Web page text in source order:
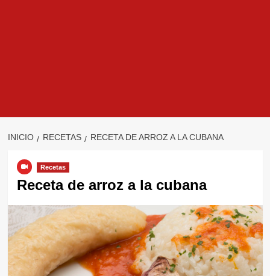
INICIO RECETAS RECETA DE ARROZ A LA CUBANA
Recetas
Receta de arroz a la cubana